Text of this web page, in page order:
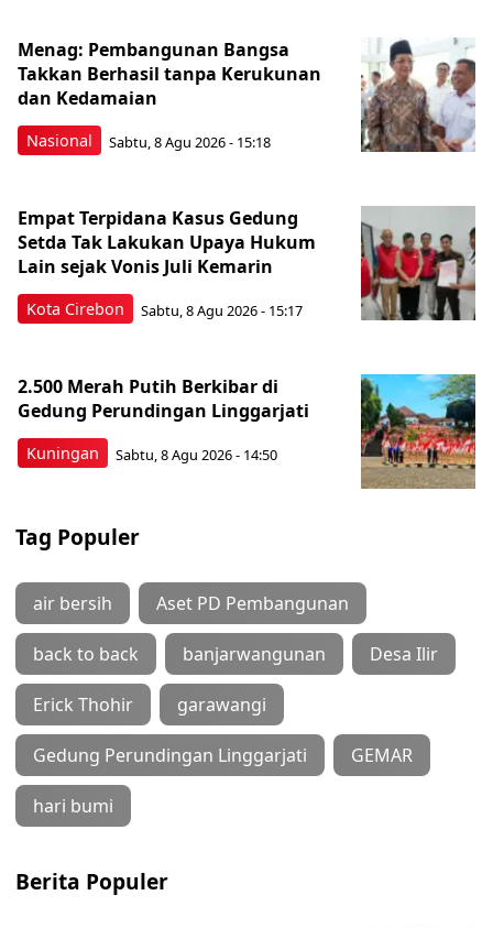
Nasional
Menag: Pembangunan Bangsa
Takkan Berhasil tanpa Kerukunan
dan Kedamaian
Sabtu, 8 Agu 2026 - 15:18
Kota Cirebon
Empat Terpidana Kasus Gedung
Setda Tak Lakukan Upaya Hukum
Lain sejak Vonis Juli Kemarin
Sabtu, 8 Agu 2026 - 15:17
Kuningan
2.500 Merah Putih Berkibar di
Gedung Perundingan Linggarjati
Sabtu, 8 Agu 2026 - 14:50
Tag Populer
air bersih Aset PD Pembangunan
back to back banjarwangunan Desa Ilir
Erick Thohir garawangi
Gedung Perundingan Linggarjati GEMAR
hari bumi
Berita Populer